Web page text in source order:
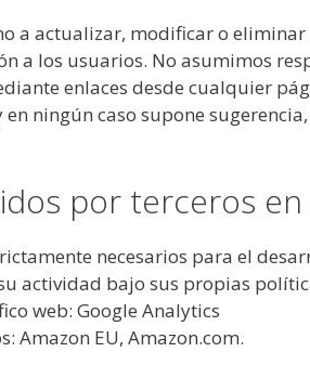
a actualizar, modificar o
a los usuarios. No asumimos
enlaces desde cualquier
ningún caso supone
por terceros
necesarios para el
actividad bajo sus propias
web: Google Analytics
Amazon EU, Amazon.com.